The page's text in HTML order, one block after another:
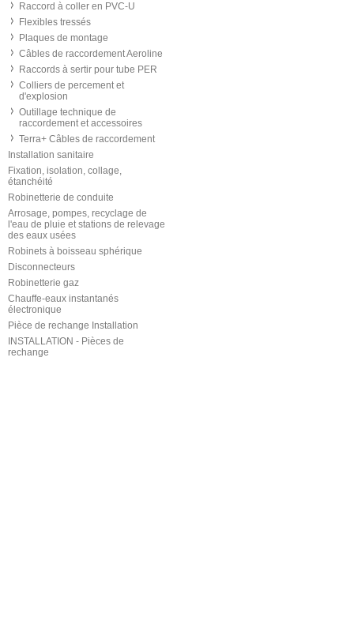
Raccord à coller en PVC-U
Flexibles tressés
Plaques de montage
Câbles de raccordement Aeroline
Raccords à sertir pour tube PER
Colliers de percement et
d'explosion
Outillage technique de
raccordement et accessoires
Terra+ Câbles de raccordement
Installation sanitaire
Fixation, isolation, collage,
étanchéité
Robinetterie de conduite
Arrosage, pompes, recyclage de
l'eau de pluie et stations de relevage
des eaux usées
Robinets à boisseau sphérique
Disconnecteurs
Robinetterie gaz
Chauffe-eaux instantanés
électronique
Pièce de rechange Installation
INSTALLATION - Pièces de
rechange